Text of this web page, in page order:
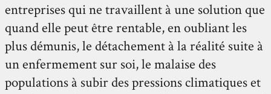
entreprises qui ne travaillent à une solution que
quand elle peut être rentable, en oubliant les
plus démunis, le détachement à la réalité suite à
un enfermement sur soi, le malaise des
populations à subir des pressions climatiques et